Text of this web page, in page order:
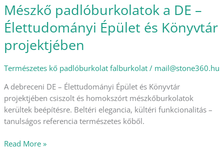
Mészkő padlóburkolatok a DE –
Élettudományi Épület és Könyvtár
projektjében
Természetes kő padlóburkolat falburkolat/ mail@stone360.hu
A debreceni DE – Élettudományi Épület és Könyvtár
projektjében csiszolt és homokszórt mészkőburkolatok
kerültek beépítésre. Beltéri elegancia, kültéri funkcionalitás –
tanulságos referencia természetes kőből.
Read More »